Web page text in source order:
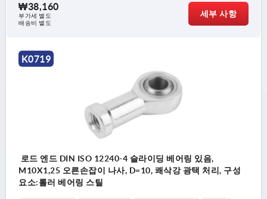
₩38,160
부가세 별도
배송비 별도
세부 사항
K0719
로드 엔드 DIN ISO 12240-4 슬라이딩 베어링 있음,
M10X1,25 오른손잡이 나사, D=10, 쾌삭강 광택 처리, 구성
요소:롤러 베어링 스틸